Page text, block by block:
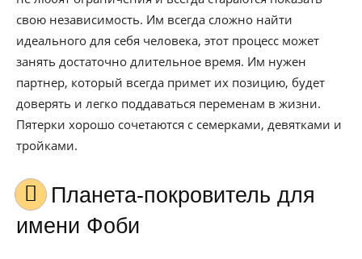
свою независимость. Им всегда сложно найти
идеального для себя человека, этот процесс может
занять достаточно длительное время. Им нужен
партнер, который всегда примет их позицию, будет
доверять и легко поддаваться переменам в жизни.
Пятерки хорошо сочетаются с семерками, девятками и
тройками.
Планета-покровитель для
имени Фоби